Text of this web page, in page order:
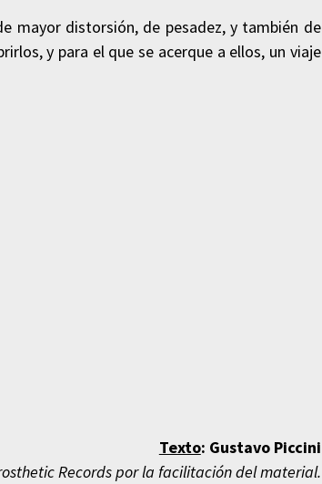
mayor distorsión, de pesadez, y también de
y para el que se acerque a ellos, un viaje
Texto: Gustavo Piccini
Records por la facilitación del material.